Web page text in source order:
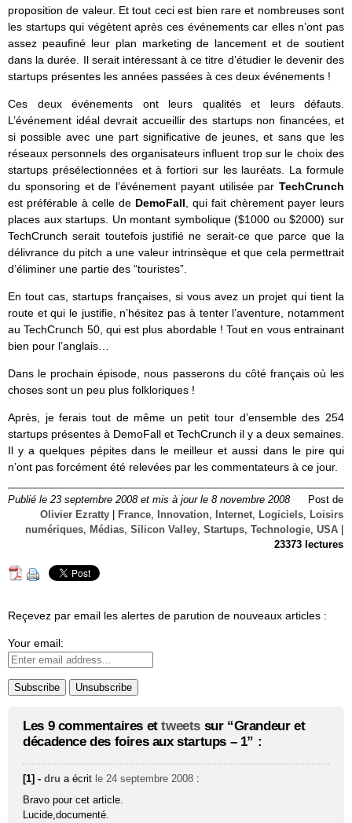
proposition de valeur. Et tout ceci est bien rare et nombreuses sont
les startups qui végètent après ces événements car elles n’ont pas
assez peaufiné leur plan marketing de lancement et de soutient
dans la durée. Il serait intéressant à ce titre d’étudier le devenir des
startups présentes les années passées à ces deux événements !
Ces deux événements ont leurs qualités et leurs défauts.
L’événement idéal devrait accueillir des startups non financées, et
si possible avec une part significative de jeunes, et sans que les
réseaux personnels des organisateurs influent trop sur le choix des
startups présélectionnées et à fortiori sur les lauréats. La formule
du sponsoring et de l’événement payant utilisée par TechCrunch
est préférable à celle de DemoFall , qui fait chèrement payer leurs
places aux startups. Un montant symbolique ($1000 ou $2000) sur
TechCrunch serait toutefois justifié ne serait-ce que parce que la
délivrance du pitch a une valeur intrinsèque et que cela permettrait
d’éliminer une partie des “touristes”.
En tout cas, startups françaises, si vous avez un projet qui tient la
route et qui le justifie, n’hésitez pas à tenter l’aventure, notamment
au TechCrunch 50, qui est plus abordable ! Tout en vous entrainant
bien pour l’anglais…
Dans le prochain épisode, nous passerons du côté français où les
choses sont un peu plus folkloriques !
Après, je ferais tout de même un petit tour d’ensemble des 254
startups présentes à DemoFall et TechCrunch il y a deux semaines.
Il y a quelques pépites dans le meilleur et aussi dans le pire qui
n’ont pas forcément été relevées par les commentateurs à ce jour.
Publié le 23 septembre 2008 et mis à jour le 8 novembre 2008
Post de
Olivier Ezratty
France, Innovation, Internet, Logiciels, Loisirs
numériques, Médias, Silicon Valley, Startups, Technologie, USA
23373 lectures
Reçevez par email les alertes de parution de nouveaux articles :
Your email:
Les 9 commentaires ettweets sur “Grandeur et
décadence des foires aux startups – 1” :
[1] -dru a écrit le 24 septembre 2008 :
Bravo pour cet article.
Lucide,documenté.